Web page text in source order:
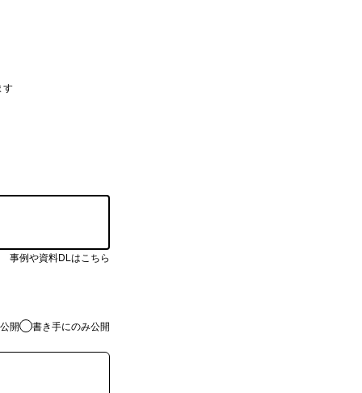
す
事例や資料DLはこちら
公開 書き手にのみ公開